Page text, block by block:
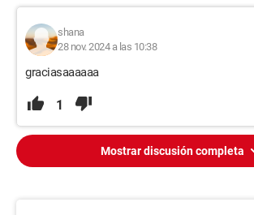
shana
28 nov. 2024 a las 10:38
graciasaaaaaa
1
Mostrar discusión completa